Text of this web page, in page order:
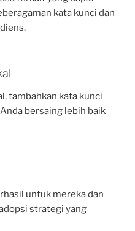
kata kunci dan
tambahkan kata kunci
bersaing lebih baik
untuk mereka dan
strategi yang